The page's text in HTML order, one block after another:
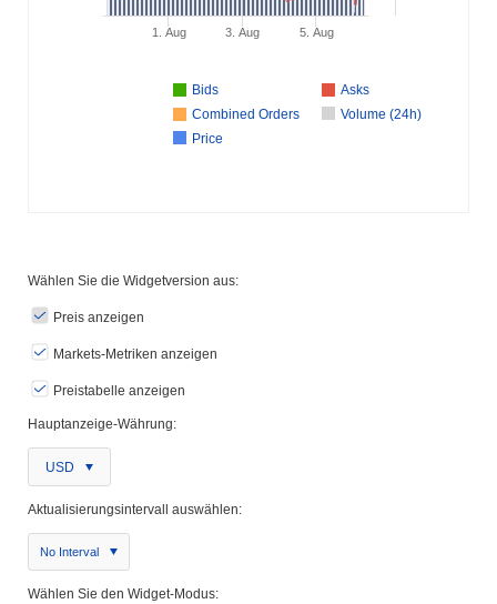
Bids
Asks
Combined Orders
Volume (24h)
Price
1. Aug 3. Aug 5. Aug
Wählen Sie die Widgetversion aus:
Preis anzeigen
Markets-Metriken anzeigen
Preistabelle anzeigen
Hauptanzeige-Währung:
USD
Aktualisierungsintervall auswählen:
No Interval
Wählen Sie den Widget-Modus: